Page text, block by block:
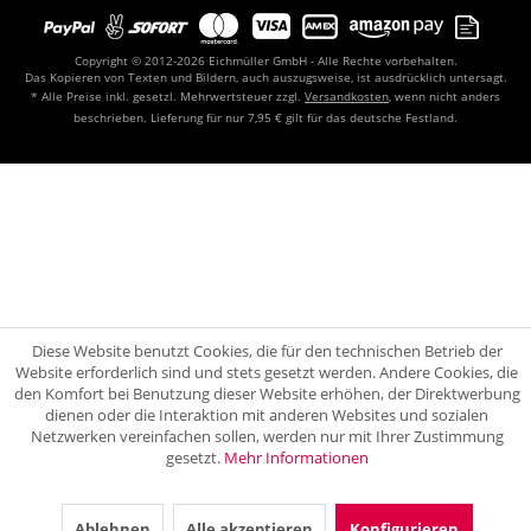
Copyright © 2012-2026 Eichmüller GmbH - Alle Rechte vorbehalten.
Das Kopieren von Texten und Bildern, auch auszugsweise, ist ausdrücklich untersagt.
* Alle Preise inkl. gesetzl. Mehrwertsteuer zzgl. Versandkosten, wenn nicht anders
beschrieben. Lieferung für nur 7,95 € gilt für das deutsche Festland.
Diese Website benutzt Cookies, die für den technischen Betrieb der
Website erforderlich sind und stets gesetzt werden. Andere Cookies, die
den Komfort bei Benutzung dieser Website erhöhen, der Direktwerbung
dienen oder die Interaktion mit anderen Websites und sozialen
Netzwerken vereinfachen sollen, werden nur mit Ihrer Zustimmung
gesetzt. Mehr Informationen